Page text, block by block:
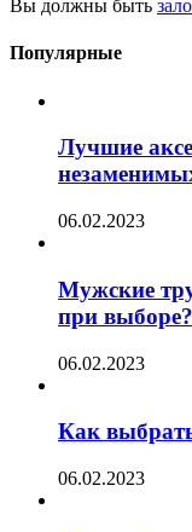
Вы должны быть
Популярные
Лучшие
06.02.2023
Мужские
при выборе?
06.02.2023
Как
06.02.2023